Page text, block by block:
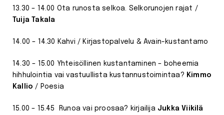
13.30 – 14.00 Ota runosta selkoa. Selkorunojen rajat /
Tuija Takala
14.00 – 14.30 Kahvi / Kirjastopalvelu & Avain-kustantamo
14.30 – 15.00 Yhteisöllinen kustantaminen – boheemia
hihhulointia vai vastuullista kustannustoimintaa? Kimmo
Kallio / Poesia
15.00 – 15.45 Runoa vai proosaa? kirjailija Jukka Viikilä